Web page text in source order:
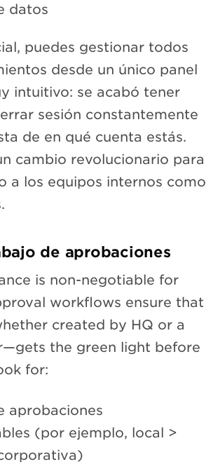
datos
puedes gestionar todos
desde un único panel
intuitivo: se acabó tener
sesión constantemente
de en qué cuenta estás.
cambio revolucionario para
a los equipos internos como
de aprobaciones
is non-negotiable for
workflows ensure that
created by HQ or a
the green light before
for:
aprobaciones
(por ejemplo, local >